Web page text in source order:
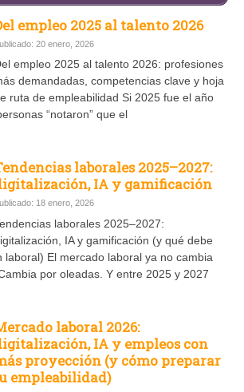
empleo 2025 al talento 2026
20 enero, 2026
empleo 2025 al talento 2026: profesiones
demandadas, competencias clave y hoja
ruta de empleabilidad Si 2025 fue el año
“notaron” que el
laborales 2025–2027:
IA y gamificación
18 enero, 2026
laborales 2025–2027:
IA y gamificación (y qué debe
laboral) El mercado laboral ya no cambia
por oleadas. Y entre 2025 y 2027
laboral 2026:
IA y empleos con
proyección (y cómo preparar
empleabilidad)